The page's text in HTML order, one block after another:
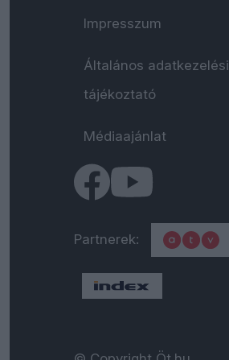
Impresszum
Általános adatkezelési
tájékoztató
Médiaajánlat
Partnerek: